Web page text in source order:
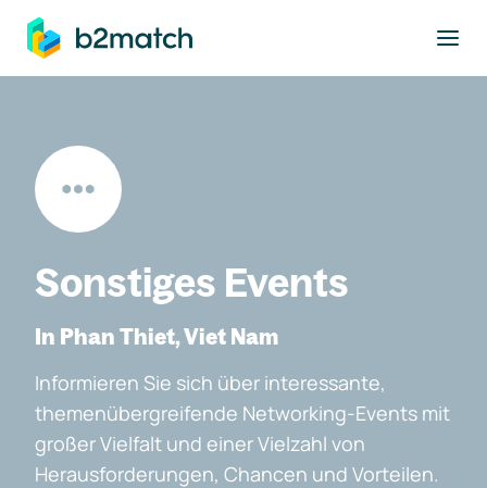
springen
Sonstiges Events
In Phan Thiet, Viet Nam
Informieren Sie sich über interessante,
themenübergreifende Networking-Events mit
großer Vielfalt und einer Vielzahl von
Herausforderungen, Chancen und Vorteilen.